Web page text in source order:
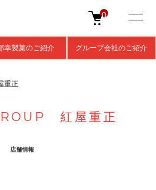
0
幸製菓のご紹介 グループ会社のご紹介
重正
紅屋重正
店舗情報